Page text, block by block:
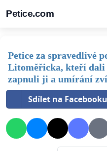
Petice.com
Petice za spravedlivé
Litoměřicka, kteří dali
zapnuli ji a umírání
Sdílet na Facebooku